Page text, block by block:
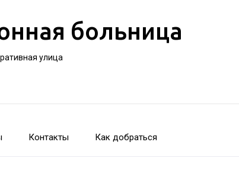
больница
улица
Контакты Как добраться